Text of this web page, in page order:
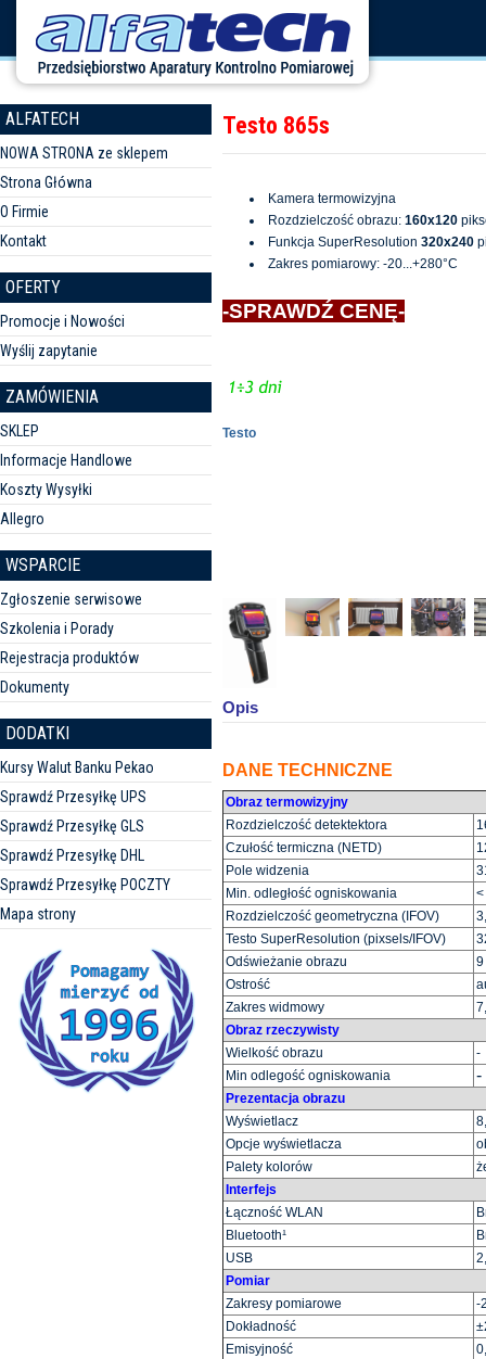
ALFATECH
NOWA STRONA ze sklepem
Strona Główna
O Firmie
Kontakt
OFERTY
Promocje i Nowości
Wyślij zapytanie
ZAMÓWIENIA
SKLEP
Informacje Handlowe
Koszty Wysyłki
Allegro
WSPARCIE
Zgłoszenie serwisowe
Szkolenia i Porady
Rejestracja produktów
Dokumenty
DODATKI
Kursy Walut Banku Pekao
Sprawdź Przesyłkę UPS
Sprawdź Przesyłkę GLS
Sprawdź Przesyłkę DHL
Sprawdź Przesyłkę POCZTY
Mapa strony
Testo 865s
Kamera termowizyjna
Rozdzielczość obrazu: 160x120
Funkcja SuperResolution 320x240
Zakres pomiarowy: -20...+280°C
-SPRAWDŹ CENĘ-
Testo
Opis
DANE TECHNICZNE
Obraz termowizyjny
Rozdzielczość detektektora
Czułość termiczna (NETD)
Pole widzenia
Min. odległość ogniskowania
<
Rozdzielczość geometryczna (IFOV)
Testo SuperResolution (pixsels/IFOV)
Odświeżanie obrazu
9
Ostrość
Zakres widmowy
Obraz rzeczywisty
Wielkość obrazu
-
Min odlegość ogniskowania
-
Prezentacja obrazu
Wyświetlacz
Opcje wyświetlacza
Palety kolorów
Interfejs
Łączność WLAN
Bluetooth¹
USB
Pomiar
Zakresy pomiarowe
-
Dokładność
Emisyjność